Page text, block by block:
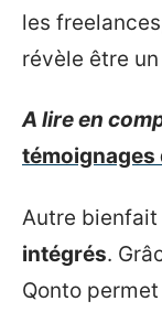
les
révèle être
A lire en
Autre
intégrés.
Qonto